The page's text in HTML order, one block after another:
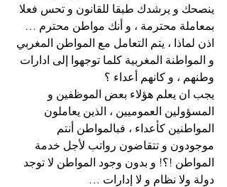
ينصحك و يرشدك طبقا للقانون و تحس فعلا
بمعاملة محترمة ، و أنك مواطن محترم …
اذن لماذا ، يتم التعامل مع المواطن المغربي
و المواطنة المغربية كلما توجهوا إلى ادارات
وطنهم ، و كانهم أعداء ؟
يجب ان يعلم هؤلاء بعض الموظفين و
المسؤولين العموميين ، الذين يعاملون
المواطنين كأعداء ، فبالمواطن أنتم
موجودون و تتقاضون رواتب لأجل خدمة
المواطن !؟! و بدون وجود المواطن لا توجد
دولة ولا نظام و لا إدارات …